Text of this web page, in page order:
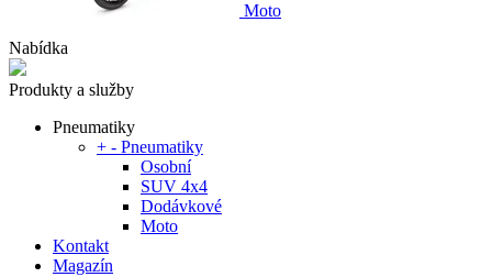
Moto
Nabídka
Produkty a služby
Pneumatiky
+ - Pneumatiky
Osobní
SUV 4x4
Dodávkové
Moto
Kontakt
Magazín